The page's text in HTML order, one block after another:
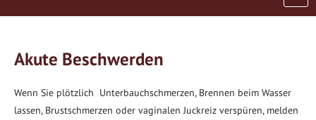
Akute Beschwerden
Wenn Sie plötzlich Unterbauchschmerzen, Brennen beim Wasser
lassen, Brustschmerzen oder vaginalen Juckreiz verspüren, melden